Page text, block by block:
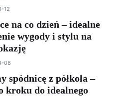
12
na co dzień – idealne
wygody i stylu na
08
spódnicę z półkoła –
kroku do idealnego